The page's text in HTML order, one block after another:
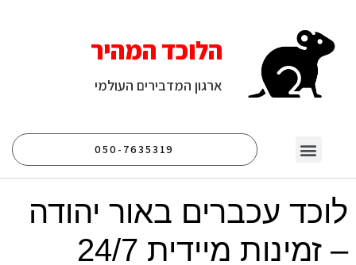
הלוכד המהיר
ארגון המדבירים העולמי
050-7635319
לוכד עכברים באור יהודה
– זמינות מיידית 24/7